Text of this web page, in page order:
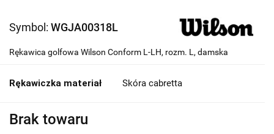
Symbol: WGJA00318L
Rękawica golfowa Wilson Conform L-LH, rozm. L, damska
Rękawiczka materiał Skóra cabretta
Brak towaru